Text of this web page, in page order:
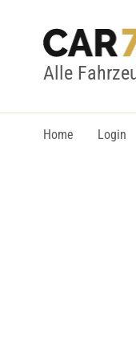
Alle
Home Login